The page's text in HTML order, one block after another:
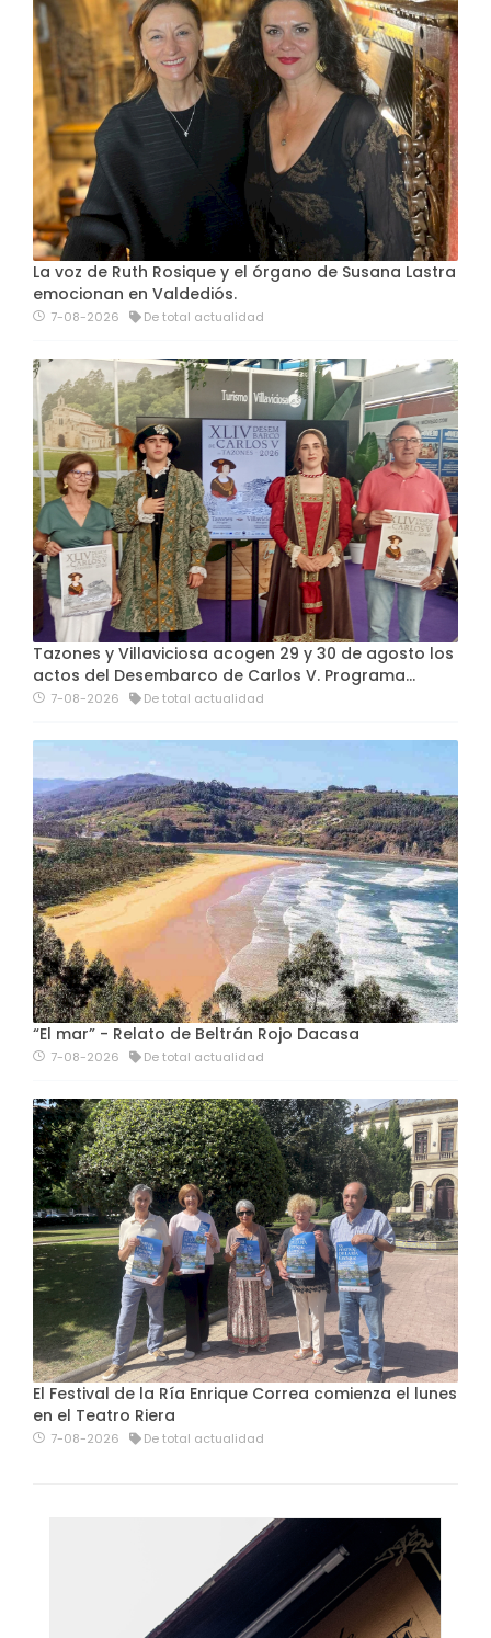
La voz de Ruth Rosique y el órgano de Susana Lastra
emocionan en Valdediós.
7-08-2026 De total actualidad
Tazones y Villaviciosa acogen 29 y 30 de agosto los
actos del Desembarco de Carlos V. Programa…
7-08-2026 De total actualidad
“El mar” - Relato de Beltrán Rojo Dacasa
7-08-2026 De total actualidad
El Festival de la Ría Enrique Correa comienza el lunes
en el Teatro Riera
7-08-2026 De total actualidad